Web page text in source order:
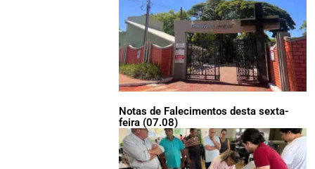
Notas de Falecimentos desta sexta-
feira (07.08)